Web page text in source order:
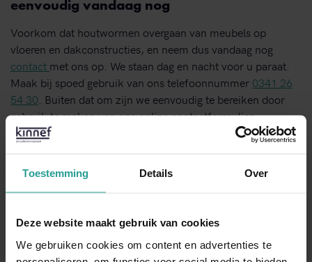
Toestemming Details Over
Deze website maakt gebruik van cookies
We gebruiken cookies om content en advertenties te
eenvoudig vandaag nog
Voorkom dat houtwormen overgaan van meubels op
vloeren en dakconstructies, en neem dus vandaag nog
contact met ons op. We staan dag en nacht voor u paraat.
Maak bij spoed gebruik van ons telefoonnummer 0341 26
54 30 . Buiten dat om zijn we eenvoudig te bereiken door
gebruik te maken van ons online contactformulier.
Schroom ook bij twijfel of vragen niet om ons te benaderen.
om houtworm bestrijden in Arnhem.
BEL ONS DIRECT